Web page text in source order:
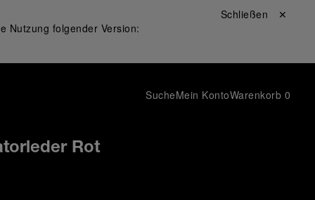
Nutzung folgender Version:
Schließen ✕
SucheMein KontoWarenkorb 0
Rot